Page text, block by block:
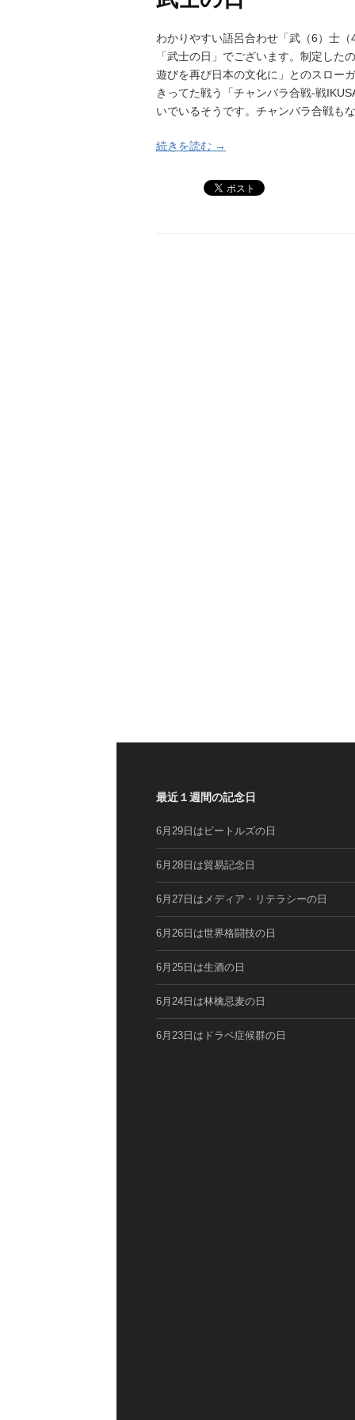
わかりやすい語呂合わせ「武（6）士
「武士の日」でございます。制定した
遊びを再び日本の文化に」とのスロー
きってた戦う「チャンバラ合戦-戦
いでいるそうです。チャンバラ合戦も
続きを読む →
最近１週間の記念日
6月29日はビートルズの日
6月28日は貿易記念日
6月27日はメディア・リテラシーの日
6月26日は世界格闘技の日
6月25日は生酒の日
6月24日は林檎忌麦の日
6月23日はドラベ症候群の日